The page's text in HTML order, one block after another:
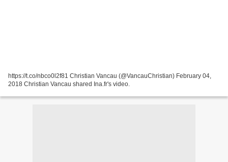
https://t.co/nbco0l2f81 Christian Vancau (@VancauChristian) February 04,
2018 Christian Vancau shared Ina.fr's video.